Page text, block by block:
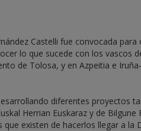
Castelli fue convocada
lo que sucede con los vascos
de Tolosa, y en Azpeitia e
diferentes proyectos
Herrian Euskaraz y de
existen de hacerlos llegar a la